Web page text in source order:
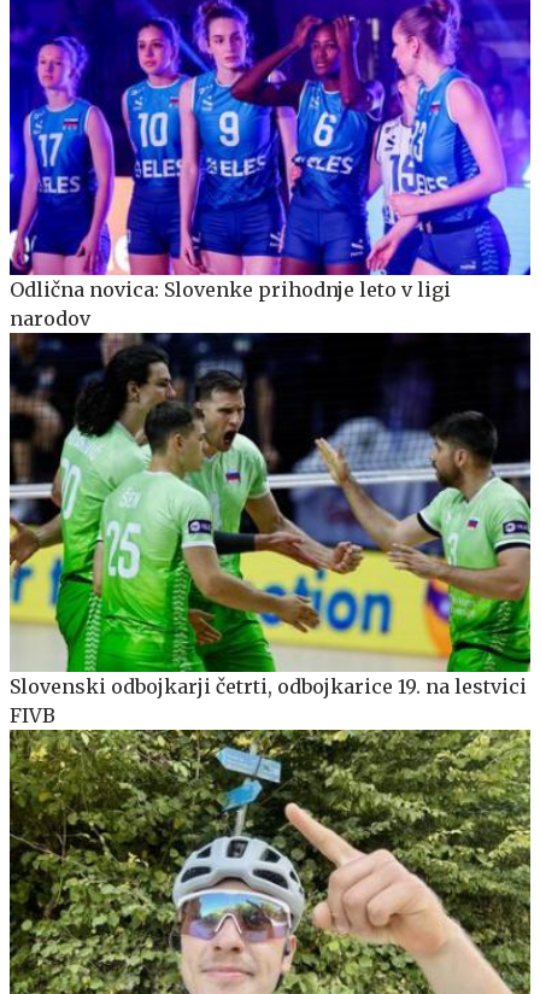
Odlična novica: Slovenke prihodnje leto v ligi
narodov
Slovenski odbojkarji četrti, odbojkarice 19. na lestvici
FIVB